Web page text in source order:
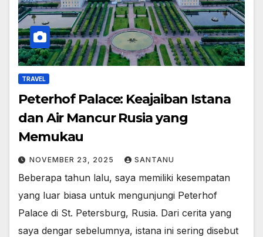
TRAVEL
Peterhof Palace: Keajaiban Istana
dan Air Mancur Rusia yang
Memukau
NOVEMBER 23, 2025 SANTANU
Beberapa tahun lalu, saya memiliki kesempatan
yang luar biasa untuk mengunjungi Peterhof
Palace di St. Petersburg, Rusia. Dari cerita yang
saya dengar sebelumnya, istana ini sering disebut